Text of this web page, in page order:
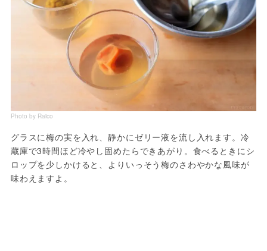
Photo by Raico
グラスに梅の実を入れ、静かにゼリー液を流し入れます。冷
蔵庫で3時間ほど冷やし固めたらできあがり。食べるときにシ
ロップを少しかけると、よりいっそう梅のさわやかな風味が
味わえますよ。